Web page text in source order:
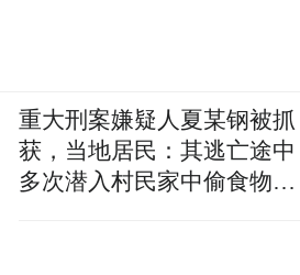
重大刑案嫌疑人夏某钢被抓
获，当地居民：其逃亡途中
多次潜入村民家中偷食物被